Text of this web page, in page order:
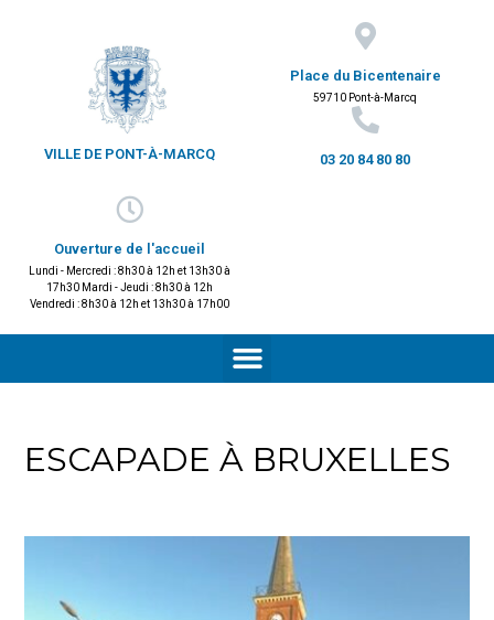
VILLE DE PONT-À-MARCQ
Place du Bicentenaire
59710 Pont-à-Marcq
03 20 84 80 80
Ouverture de l'accueil
Lundi - Mercredi : 8h30 à 12h et 13h30 à
17h30 Mardi - Jeudi : 8h30 à 12h
Vendredi : 8h30 à 12h et 13h30 à 17h00
ESCAPADE À BRUXELLES